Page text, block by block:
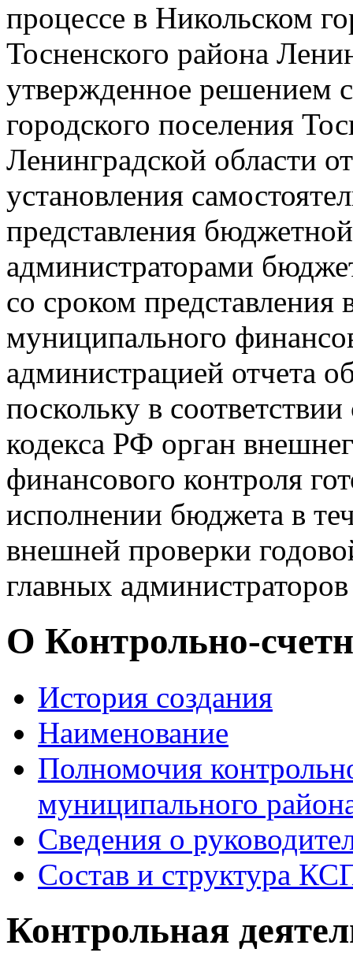
процессе в Никольском
Тосненского района
утвержденное решением
городского поселения
Ленинградской области
установления
представления
администраторами
со сроком представления
муниципального
администрацией отчета
поскольку в
кодекса РФ орган
финансового контроля
исполнении бюджета в
внешней проверки
главных
О Контрольно-
История создания
Наименование
Полномочия
муниципального
Сведения о
Состав и структура
Контрольная